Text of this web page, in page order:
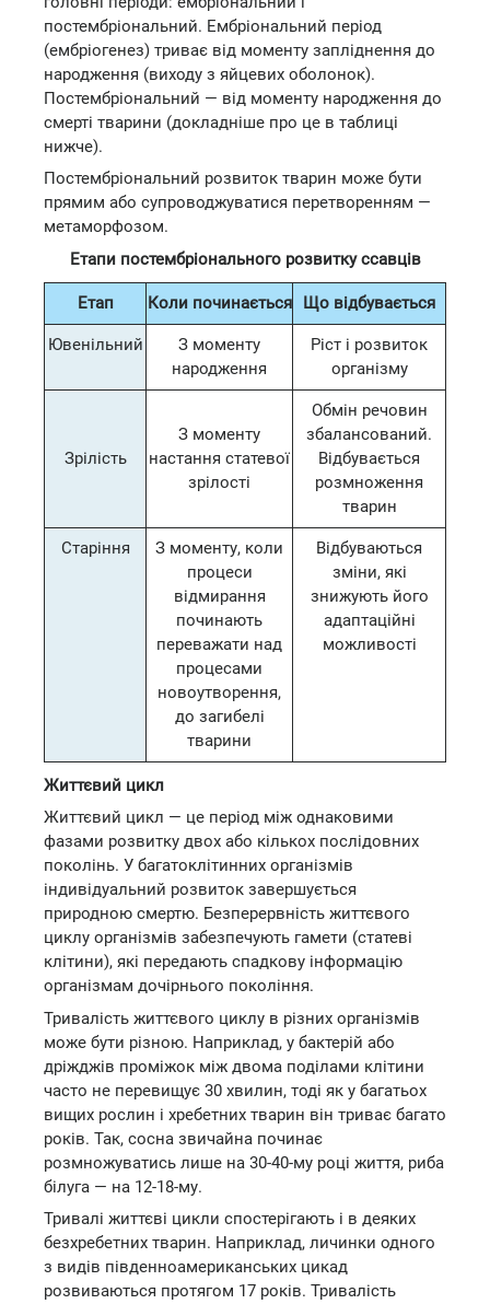
постембріональний. Ембріональний період
(ембріогенез) триває від моменту запліднення до
народження (виходу з яйцевих оболонок).
Постембріональний — від моменту народження до
смерті тварини (докладніше про це в таблиці
нижче).
Постембріональний розвиток тварин може бути
прямим або супроводжуватися перетворенням —
метаморфозом.
Етапи постембріонального розвитку ссавців
Етап Коли починається Що відбувається
Ювенільний
З моменту
народження
Ріст і розвиток
організму
Зрілість
З моменту
настання статевої
зрілості
Обмін речовин
збалансований.
Відбувається
розмноження
тварин
Старіння
З моменту, коли
процеси
відмирання
починають
переважати над
процесами
новоутворення,
до загибелі
тварини
Відбуваються
зміни, які
знижують його
адаптаційні
можливості
Життєвий цикл
Життєвий цикл — це період між однаковими
фазами розвитку двох або кількох послідовних
поколінь. У багатоклітинних організмів
індивідуальний розвиток завершується
природною смертю. Безперервність життєвого
циклу організмів забезпечують гамети (статеві
клітини), які передають спадкову інформацію
організмам дочірнього покоління.
Тривалість життєвого циклу в різних організмів
може бути різною. Наприклад, у бактерій або
дріжджів проміжок між двома поділами клітини
часто не перевищує 30 хвилин, тоді як у багатьох
вищих рослин і хребетних тварин він триває багато
років. Так, сосна звичайна починає
розмножуватись лише на 30-40-му році життя, риба
білуга — на 12-18-му.
Тривалі життєві цикли спостерігають і в деяких
безхребетних тварин. Наприклад, личинки одного
з видів південноамериканських цикад
розвиваються протягом 17 років. Тривалість